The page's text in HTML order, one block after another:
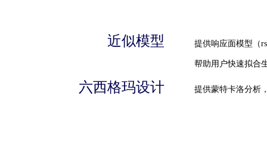
提供响应面模型（
帮助用户快速拟合
近似模型
提供蒙特卡洛分析
六西格玛设计